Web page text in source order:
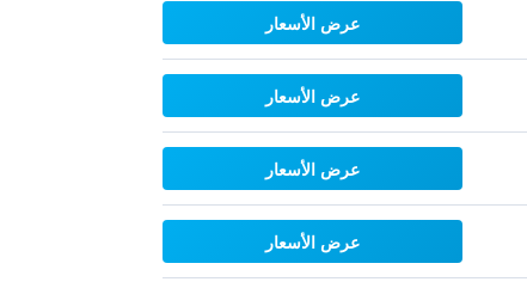
عرض الأسعار
عرض الأسعار
عرض الأسعار
عرض الأسعار